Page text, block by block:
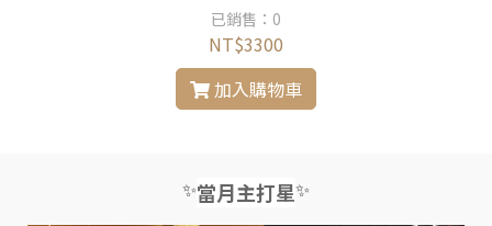
已銷售：0
NT$3300
加入購物車
✨當月主打星✨